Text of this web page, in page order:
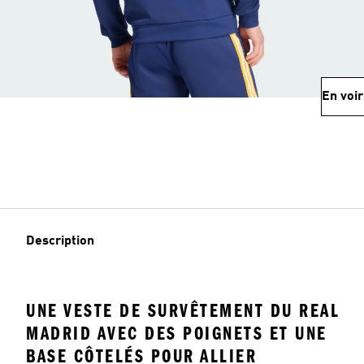
En
Description
UNE VESTE DE SURVÊTEMENT DU REAL
MADRID AVEC DES POIGNETS ET UNE
BASE CÔTELÉS POUR ALLIER